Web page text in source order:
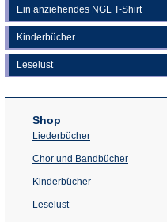
Ein anziehendes NGL T-Shirt
Kinderbücher
Leselust
Shop
Liederbücher
Chor und Bandbücher
Kinderbücher
Leselust